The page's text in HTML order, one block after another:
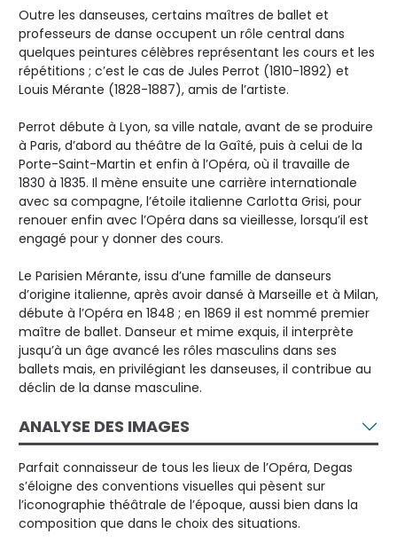
Outre les danseuses, certains maîtres de ballet et
professeurs de danse occupent un rôle central dans
quelques peintures célèbres représentant les cours et les
répétitions ; c’est le cas de Jules Perrot (1810-1892) et
Louis Mérante (1828-1887), amis de l’artiste.
Perrot débute à Lyon, sa ville natale, avant de se produire
à Paris, d’abord au théâtre de la Gaîté, puis à celui de la
Porte-Saint-Martin et enfin à l’Opéra, où il travaille de
1830 à 1835. Il mène ensuite une carrière internationale
avec sa compagne, l’étoile italienne Carlotta Grisi, pour
renouer enfin avec l’Opéra dans sa vieillesse, lorsqu’il est
engagé pour y donner des cours.
Le Parisien Mérante, issu d’une famille de danseurs
d’origine italienne, après avoir dansé à Marseille et à Milan,
débute à l’Opéra en 1848 ; en 1869 il est nommé premier
maître de ballet. Danseur et mime exquis, il interprète
jusqu’à un âge avancé les rôles masculins dans ses
ballets mais, en privilégiant les danseuses, il contribue au
déclin de la danse masculine.
ANALYSE DES IMAGES
Parfait connaisseur de tous les lieux de l’Opéra, Degas
s’éloigne des conventions visuelles qui pèsent sur
l’iconographie théâtrale de l’époque, aussi bien dans la
composition que dans le choix des situations.